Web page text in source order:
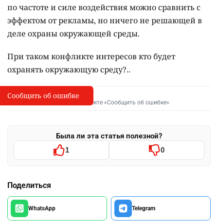
по частоте и силе воздействия можно сравнить с
эффектом от рекламы, но ничего не решающей в
деле охраны окружающей среды.
При таком конфликте интересов кто будет
охранять окружающую среду?..
I
Сообщить об опечатке
Выделите фрагмент и нажмите «Сообщить об ошибке»
Была ли эта статья полезной?
1 0
Поделиться
WhatsApp Telegram
Сообщить об ошибке